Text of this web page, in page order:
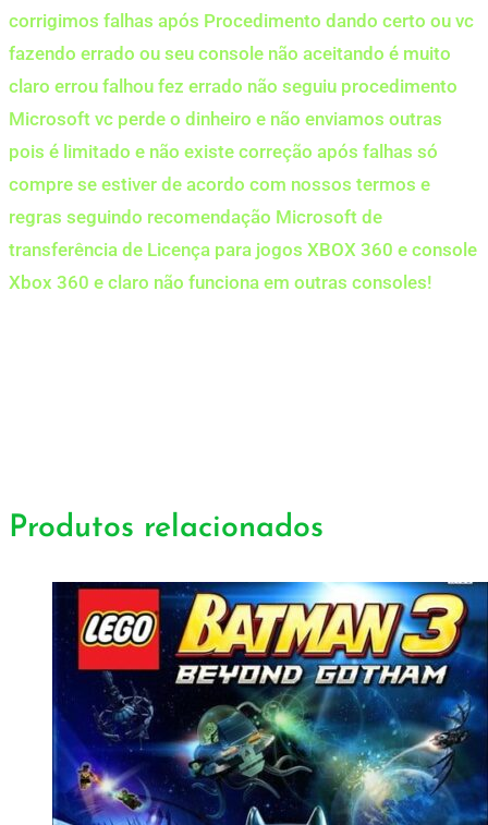
corrigimos falhas após Procedimento dando certo ou vc
fazendo errado ou seu console não aceitando é muito
claro errou falhou fez errado não seguiu procedimento
Microsoft vc perde o dinheiro e não enviamos outras
pois é limitado e não existe correção após falhas só
compre se estiver de acordo com nossos termos e
regras seguindo recomendação Microsoft de
transferência de Licença para jogos XBOX 360 e console
Xbox 360 e claro não funciona em outras consoles!
Produtos relacionados